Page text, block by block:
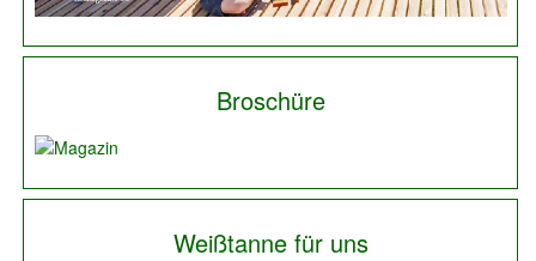
Broschüre
Weißtanne für uns